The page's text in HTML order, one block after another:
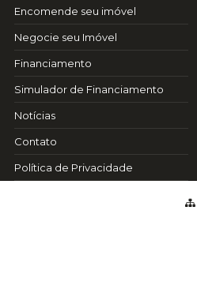
Encomende seu imóvel
Negocie seu Imóvel
Financiamento
Simulador de Financiamento
Notícias
Contato
Política de Privacidade